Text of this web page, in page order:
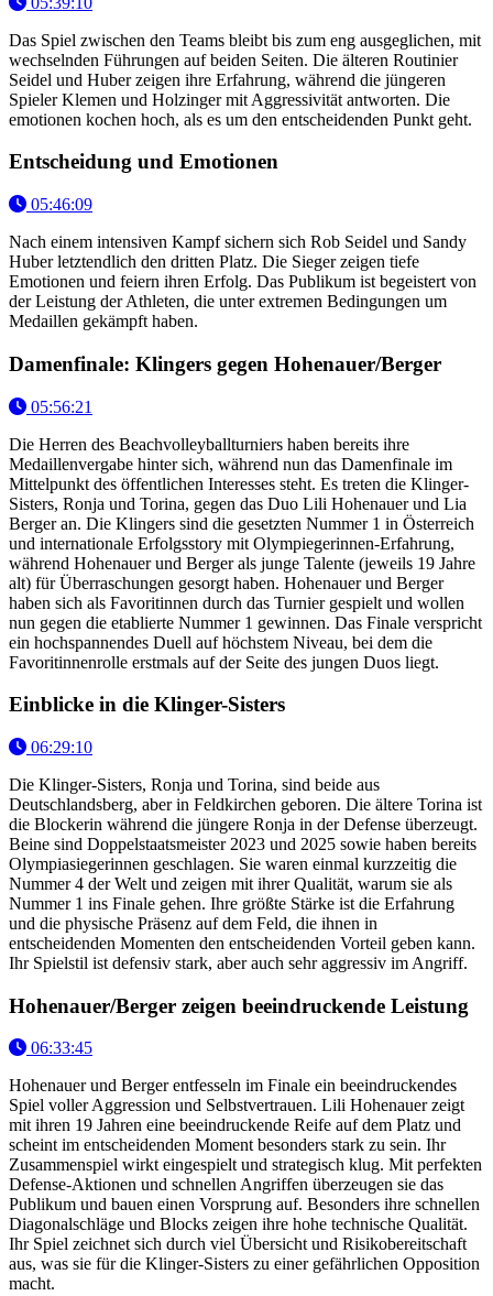
Das Spiel zwischen den Teams bleibt bis zum eng ausgeglichen, mit
wechselnden Führungen auf beiden Seiten. Die älteren Routinier
Seidel und Huber zeigen ihre Erfahrung, während die jüngeren
Spieler Klemen und Holzinger mit Aggressivität antworten. Die
emotionen kochen hoch, als es um den entscheidenden Punkt geht.
Entscheidung und Emotionen
05:46:09
Nach einem intensiven Kampf sichern sich Rob Seidel und Sandy
Huber letztendlich den dritten Platz. Die Sieger zeigen tiefe
Emotionen und feiern ihren Erfolg. Das Publikum ist begeistert von
der Leistung der Athleten, die unter extremen Bedingungen um
Medaillen gekämpft haben.
Damenfinale: Klingers gegen Hohenauer/Berger
05:56:21
Die Herren des Beachvolleyballturniers haben bereits ihre
Medaillenvergabe hinter sich, während nun das Damenfinale im
Mittelpunkt des öffentlichen Interesses steht. Es treten die Klinger-
Sisters, Ronja und Torina, gegen das Duo Lili Hohenauer und Lia
Berger an. Die Klingers sind die gesetzten Nummer 1 in Österreich
und internationale Erfolgsstory mit Olympiegerinnen-Erfahrung,
während Hohenauer und Berger als junge Talente (jeweils 19 Jahre
alt) für Überraschungen gesorgt haben. Hohenauer und Berger
haben sich als Favoritinnen durch das Turnier gespielt und wollen
nun gegen die etablierte Nummer 1 gewinnen. Das Finale verspricht
ein hochspannendes Duell auf höchstem Niveau, bei dem die
Favoritinnenrolle erstmals auf der Seite des jungen Duos liegt.
Einblicke in die Klinger-Sisters
06:29:10
Die Klinger-Sisters, Ronja und Torina, sind beide aus
Deutschlandsberg, aber in Feldkirchen geboren. Die ältere Torina ist
die Blockerin während die jüngere Ronja in der Defense überzeugt.
Beine sind Doppelstaatsmeister 2023 und 2025 sowie haben bereits
Olympiasiegerinnen geschlagen. Sie waren einmal kurzzeitig die
Nummer 4 der Welt und zeigen mit ihrer Qualität, warum sie als
Nummer 1 ins Finale gehen. Ihre größte Stärke ist die Erfahrung
und die physische Präsenz auf dem Feld, die ihnen in
entscheidenden Momenten den entscheidenden Vorteil geben kann.
Ihr Spielstil ist defensiv stark, aber auch sehr aggressiv im Angriff.
Hohenauer/Berger zeigen beeindruckende Leistung
06:33:45
Hohenauer und Berger entfesseln im Finale ein beeindruckendes
Spiel voller Aggression und Selbstvertrauen. Lili Hohenauer zeigt
mit ihren 19 Jahren eine beeindruckende Reife auf dem Platz und
scheint im entscheidenden Moment besonders stark zu sein. Ihr
Zusammenspiel wirkt eingespielt und strategisch klug. Mit perfekten
Defense-Aktionen und schnellen Angriffen überzeugen sie das
Publikum und bauen einen Vorsprung auf. Besonders ihre schnellen
Diagonalschläge und Blocks zeigen ihre hohe technische Qualität.
Ihr Spiel zeichnet sich durch viel Übersicht und Risikobereitschaft
aus, was sie für die Klinger-Sisters zu einer gefährlichen Opposition
macht.